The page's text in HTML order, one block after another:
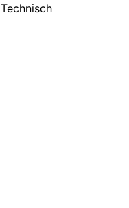
Technisch